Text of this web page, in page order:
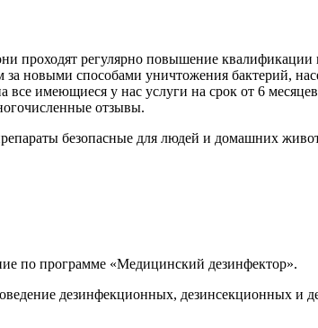
проходят регулярно повышение
новыми способами уничтожения бактерий,
имеющиеся у нас услуги на срок от 6
отзывы.
безопасные для людей и домашних
по программе «Медицинский дезинфектор».
дезинфекционных, дезинсекционных и